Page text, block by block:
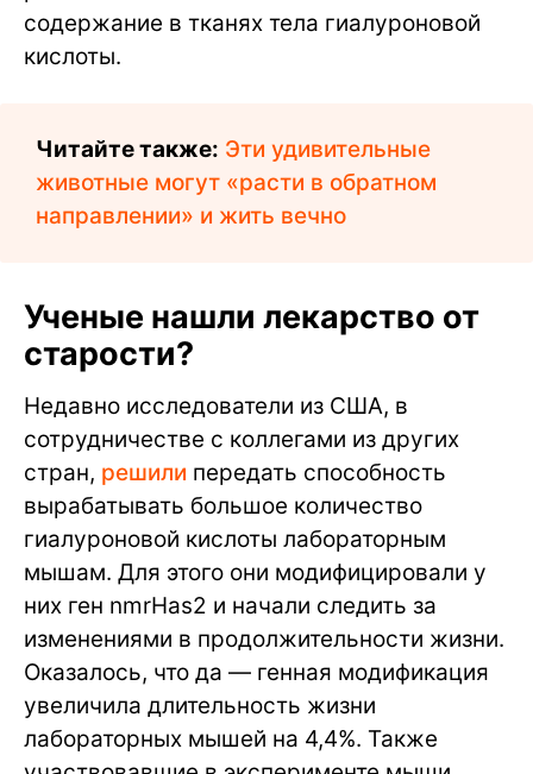
содержание в тканях тела гиалуроновой
кислоты.
Читайте также: Эти удивительные
животные могут «расти в обратном
направлении» и жить вечно
Ученые нашли лекарство от
старости?
Недавно исследователи из США, в
сотрудничестве с коллегами из других
стран, решили передать способность
вырабатывать большое количество
гиалуроновой кислоты лабораторным
мышам. Для этого они модифицировали у
них ген nmrHas2 и начали следить за
изменениями в продолжительности жизни.
Оказалось, что да — генная модификация
увеличила длительность жизни
лабораторных мышей на 4,4%. Также